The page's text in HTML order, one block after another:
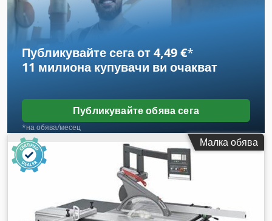
Публикувайте сега от 4,49 €*
11 милиона купувачи ви очакват
Публикувайте обява сега
*на обява/месец
Малка обява